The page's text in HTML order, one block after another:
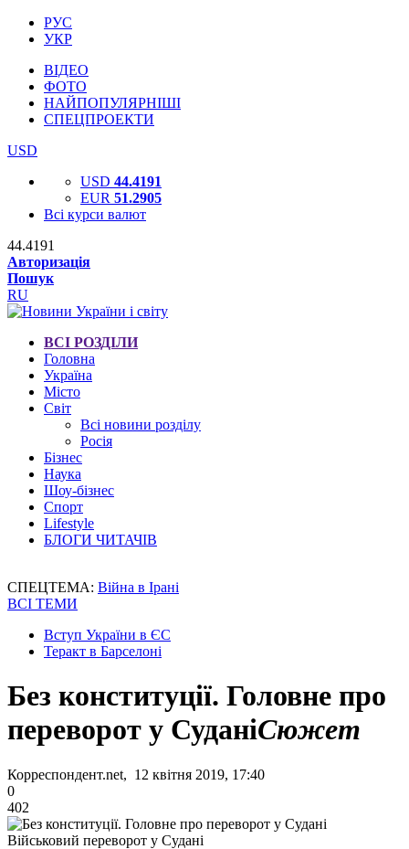
РУС
УКР
ВІДЕО
ФОТО
НАЙПОПУЛЯРНІШІ
СПЕЦПРОЕКТИ
USD
USD 44.4191
EUR 51.2905
Всі курси валют
44.4191
Авторизація
Пошук
RU
ВСІ РОЗДІЛИ
Головна
Україна
Місто
Світ
Всі новини розділу
Росія
Бізнес
Наука
Шоу-бізнес
Спорт
Lifestyle
БЛОГИ ЧИТАЧІВ
СПЕЦТЕМА: Війна в Ірані
ВСІ ТЕМИ
Вступ України в ЄС
Теракт в Барселоні
Без конституції. Головне про
переворот у СуданіСюжет
Корреспондент.net, 12 квітня 2019, 17:40
0
402
Військовий переворот у Судані